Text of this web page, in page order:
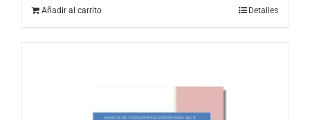
Añadir al carrito Detalles